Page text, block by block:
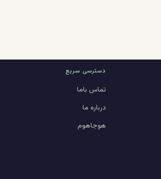
دسترسی سریع
تماس باما
درباره ما
هوجاهوم